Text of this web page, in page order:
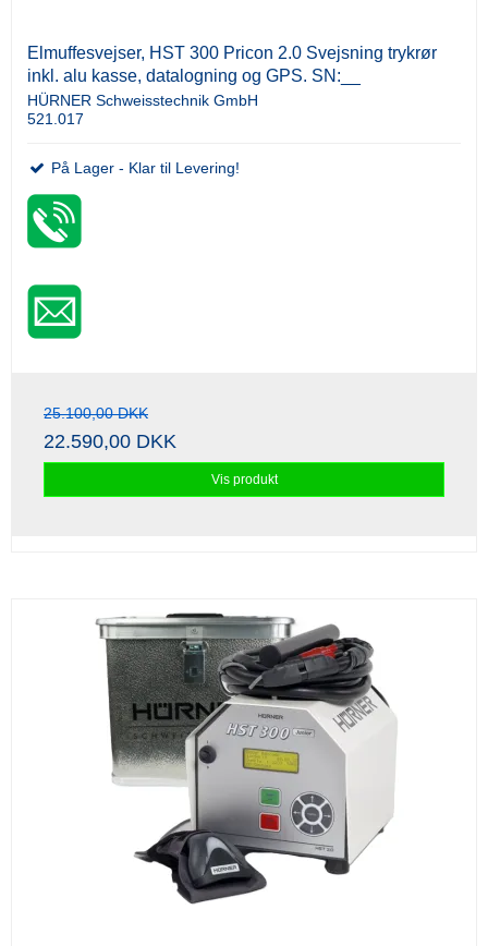
Elmuffesvejser, HST 300 Pricon 2.0 Svejsning trykrør
inkl. alu kasse, datalogning og GPS. SN:__
HÜRNER Schweisstechnik GmbH
521.017
På Lager - Klar til Levering!
25.100,00 DKK
22.590,00 DKK
Vis produkt